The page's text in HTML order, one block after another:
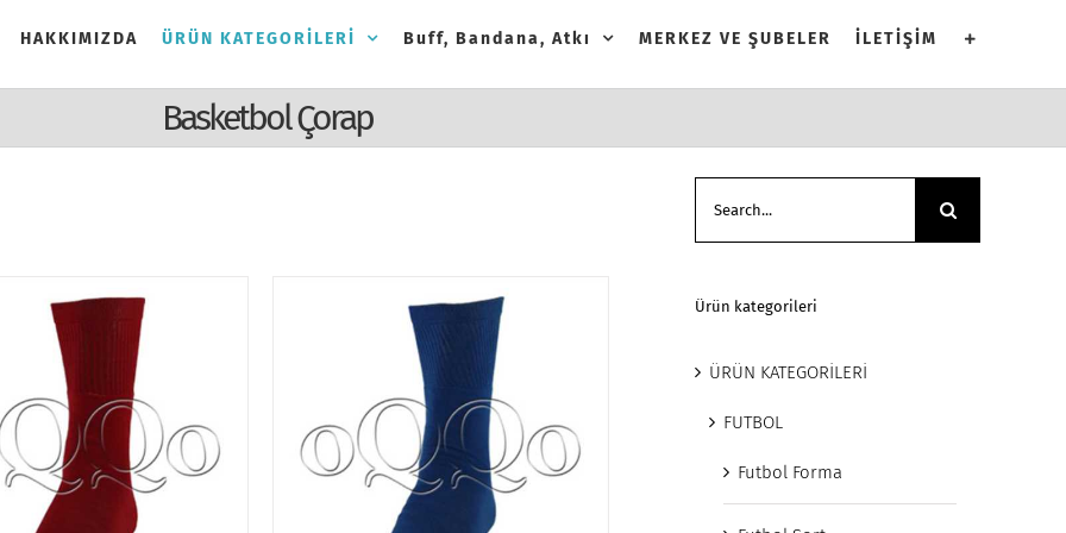
HAKKIMIZDA ÜRÜN KATEGORİLERİ Buff, Bandana, Atkı MERKEZ VE ŞUBELER İLETİŞİM
Basketbol Çorap
Ürün kategorileri
ÜRÜN KATEGORİLERİ
FUTBOL
Futbol Forma